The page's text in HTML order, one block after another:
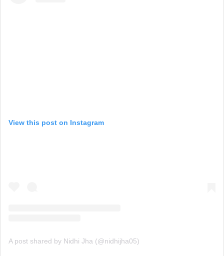
View this post on Instagram
A post shared by Nidhi Jha (@nidhijha05)